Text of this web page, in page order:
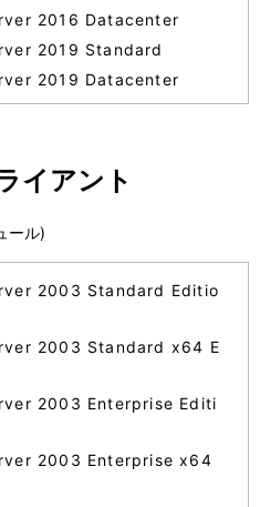
2016 Datacenter
2019 Standard
2019 Datacenter
イアント
ール)
2003 Standard Editio
2003 Standard x64 E
2003 Enterprise Editi
2003 Enterprise x64